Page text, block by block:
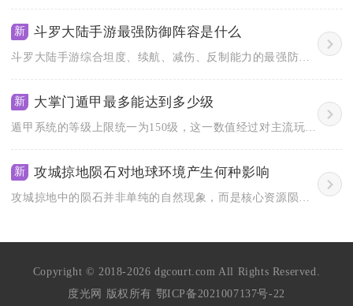
新 斗罗大陆手游最强防御阵容是什么
新 大掌门遁甲最多能达到多少级
新 攻城掠地陨石对地球环境产生何种影响
Copyright © 2018-2026 dgcourt.com All Rights Reserved.
度光网 版权所有 鄂ICP备2021007137号-22